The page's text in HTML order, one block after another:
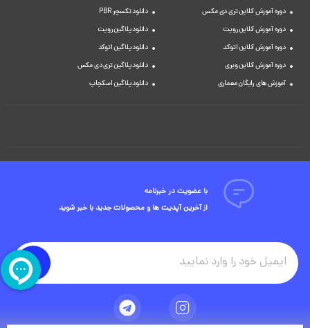
دوره آموزش آنلاین تری دی مکس
دوره آموزش آنلاین رویت
دوره آموزش آنلاین اتوکد
دوره آموزش آنلاین ویری
آموزش های رایگان معماری
دانلود تکسچر PBR
دانلود پلاگین رویت
دانلود پلاگین اتوکد
دانلود پلاگین تری دی مکس
دانلود پلاگین اسکچاپ
با عضویت در خبرنامه
از آخرین آپدیت ها و محصولات جدید با خبر شوید